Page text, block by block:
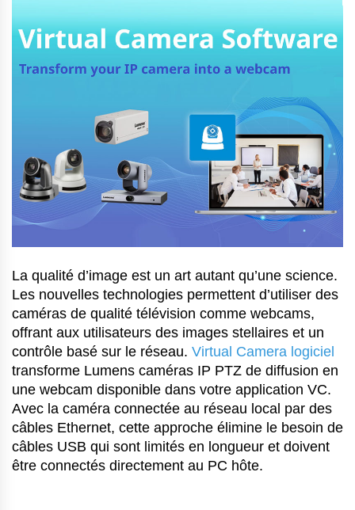
La qualité d’image est un art autant qu’une science.
Les nouvelles technologies permettent d’utiliser des
caméras de qualité télévision comme webcams,
offrant aux utilisateurs des images stellaires et un
contrôle basé sur le réseau. Virtual Camera logiciel
transforme Lumens caméras IP PTZ de diffusion en
une webcam disponible dans votre application VC.
Avec la caméra connectée au réseau local par des
câbles Ethernet, cette approche élimine le besoin de
câbles USB qui sont limités en longueur et doivent
être connectés directement au PC hôte.